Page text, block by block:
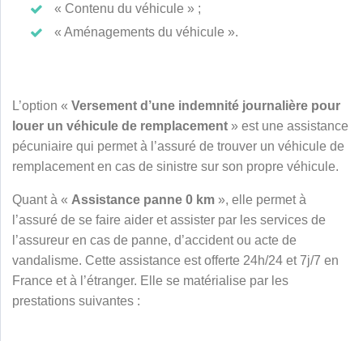
« Contenu du véhicule » ;
« Aménagements du véhicule ».
L’option « Versement d’une indemnité journalière pour
louer un véhicule de remplacement » est une assistance
pécuniaire qui permet à l’assuré de trouver un véhicule de
remplacement en cas de sinistre sur son propre véhicule.
Quant à « Assistance panne 0 km », elle permet à
l’assuré de se faire aider et assister par les services de
l’assureur en cas de panne, d’accident ou acte de
vandalisme. Cette assistance est offerte 24h/24 et 7j/7 en
France et à l’étranger. Elle se matérialise par les
prestations suivantes :